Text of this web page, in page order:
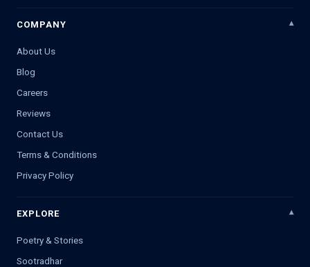
COMPANY
About Us
Blog
Careers
Reviews
Contact Us
Terms & Conditions
Privacy Policy
EXPLORE
Poetry & Stories
Sootradhar